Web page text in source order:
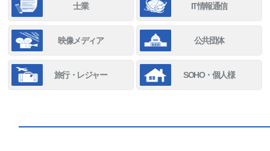
士業 IT情報通信
映像メディア 公共団体
旅行・レジャー SOHO・個人様